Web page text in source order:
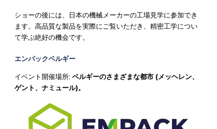
ショーの後には、日本の機械メーカーの工場見学に参加でき
ます。高品質な製品を実際にご覧いただき、精密工学につい
て学ぶ絶好の機会です。
エンパックベルギー
イベント開催場所: ベルギーのさまざまな都市 (メッヘレン、
ゲント、ナミュール)。